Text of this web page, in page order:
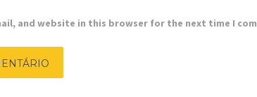
and website in this browser for the next time I